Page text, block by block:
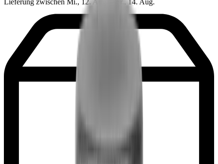
Lieferung zwischen Mi., 12. Aug. – Fr., 14. Aug.